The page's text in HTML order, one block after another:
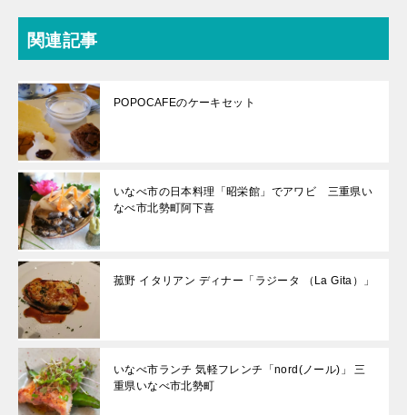
関連記事
POPOCAFEのケーキセット
いなべ市の日本料理「昭栄館」でアワビ 三重県い
なべ市北勢町阿下喜
菰野 イタリアン ディナー「ラジータ （La Gita）」
いなべ市ランチ 気軽フレンチ「nord(ノール)」 三
重県いなべ市北勢町